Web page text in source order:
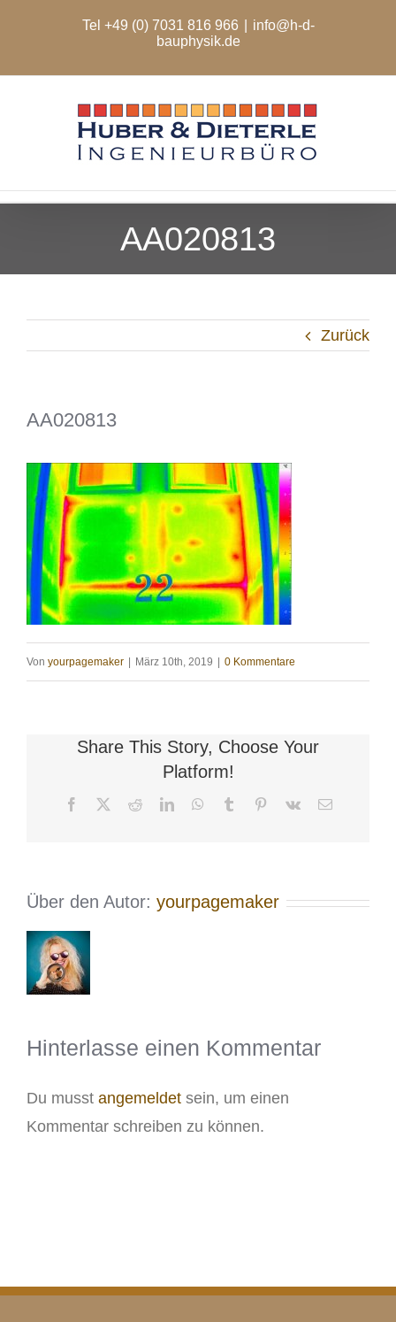
Tel +49 (0) 7031 816 966
info@h-d-
bauphysik.de
AA020813
Zurück
AA020813
Von yourpagemaker März 10th, 2019 0 Kommentare
Share This Story, Choose Your
Platform!
Facebook RedditLinkedInWhatsApp
Tumblr Pinterest
Vk
E-
Über den Autor: yourpagemaker
Hinterlasse einen Kommentar
Du musst angemeldet sein, um einen
Kommentar schreiben zu können.